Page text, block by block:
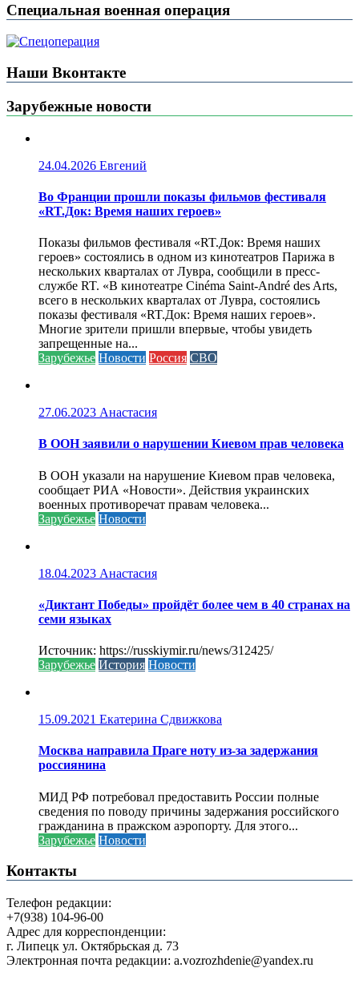
Специальная военная операция
Наши Вконтакте
Зарубежные новости
24.04.2026 Евгений
Во Франции прошли показы фильмов фестиваля
«RT.Док: Время наших героев»
Показы фильмов фестиваля «RT.Док: Время наших
героев» состоялись в одном из кинотеатров Парижа в
нескольких кварталах от Лувра, сообщили в пресс-
службе RT. «В кинотеатре Cinéma Saint-André des Arts,
всего в нескольких кварталах от Лувра, состоялись
показы фестиваля «RT.Док: Время наших героев».
Многие зрители пришли впервые, чтобы увидеть
запрещенные на...
Зарубежье Новости Россия СВО
27.06.2023 Анастасия
В ООН заявили о нарушении Киевом прав человека
В ООН указали на нарушение Киевом прав человека,
сообщает РИА «Новости». Действия украинских
военных противоречат правам человека...
Зарубежье Новости
18.04.2023 Анастасия
«Диктант Победы» пройдёт более чем в 40 странах на
семи языках
Источник: https://russkiymir.ru/news/312425/
Зарубежье История Новости
15.09.2021 Екатерина Сдвижкова
Москва направила Праге ноту из-за задержания
россиянина
МИД РФ потребовал предоставить России полные
сведения по поводу причины задержания российского
гражданина в пражском аэропорту. Для этого...
Зарубежье Новости
Контакты
Телефон редакции:
+7(938) 104-96-00
Адрес для корреспонденции:
г. Липецк ул. Октябрьская д. 73
Электронная почта редакции: a.vozrozhdenie@yandex.ru